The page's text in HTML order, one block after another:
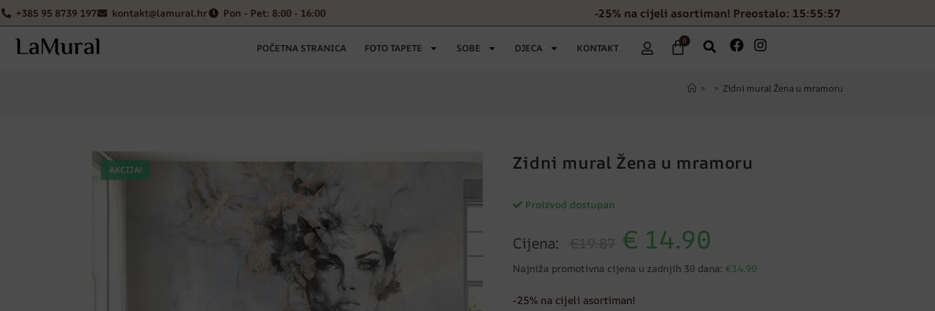
+385 95 8739 197 kontakt@lamural.hr Pon - Pet: 8:00 - 16:00 -25% na cijeli asortiman! Preostalo: 15:55:56
POČETNA STRANICA FOTO TAPETE SOBE DJECA KONTAKT
0
> > Zidni mural Žena u mramoru
AKCIJA! Zidni mural Žena u mramoru
Proizvod dostupan
Cijena: €19.87 € 14.90
Najniža promotivna cijena u zadnjih 30 dana: €14.90
-25% na cijeli asortiman!